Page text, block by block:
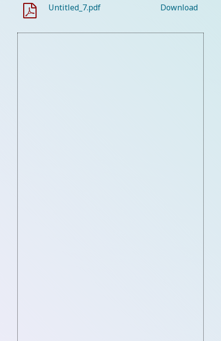
Untitled_7.pdf
Download